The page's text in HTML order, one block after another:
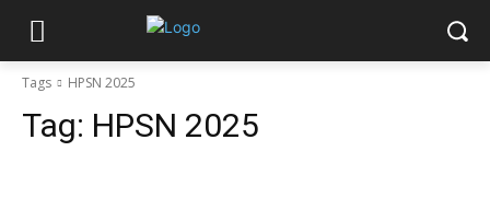
Tags HPSN 2025
Tag: HPSN 2025